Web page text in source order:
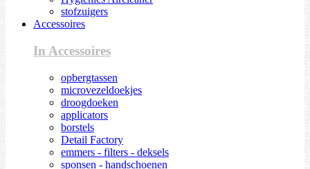
stofzuigers
Accessoires
In Accessoires
opbergtassen
microvezeldoekjes
droogdoeken
applicators
borstels
Detail Factory
emmers - filters - deksels
sponsen - handschoenen